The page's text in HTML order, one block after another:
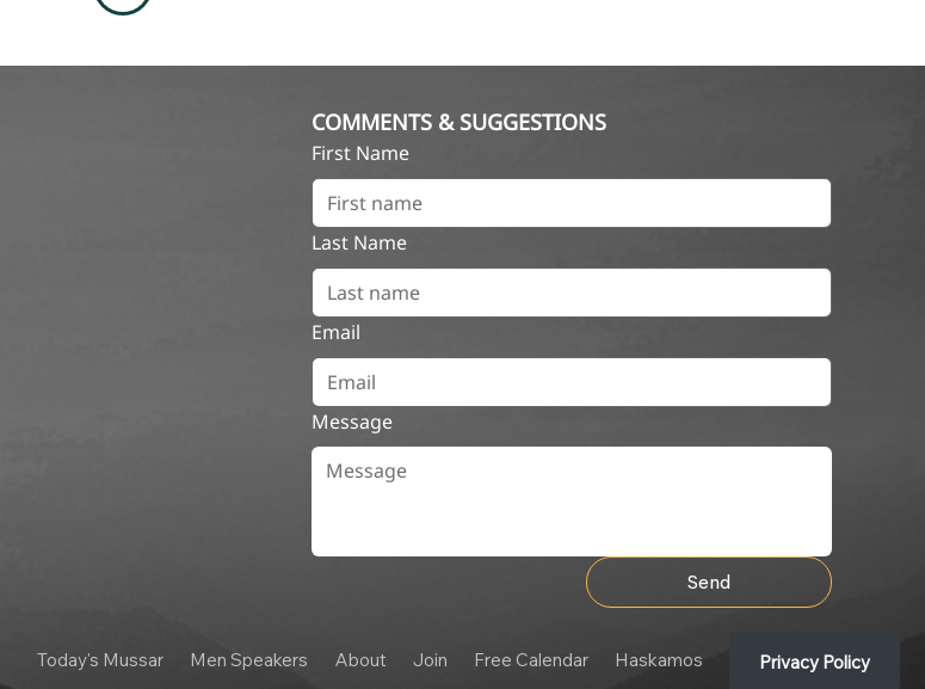
COMMENTS & SUGGESTIONS
First Name
Last Name
Email
Message
Send
Today's Mussar Men Speakers About Join Free Calendar Haskamos Privacy Policy